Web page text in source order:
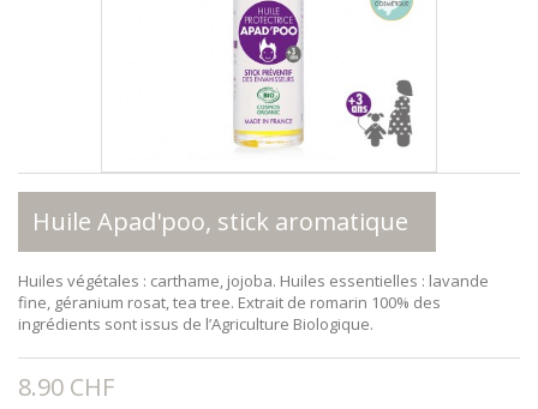
Huile Apad'poo, stick aromatique
Huiles végétales : carthame, jojoba. Huiles essentielles : lavande
fine, géranium rosat, tea tree. Extrait de romarin 100% des
ingrédients sont issus de l’Agriculture Biologique.
8.90 CHF